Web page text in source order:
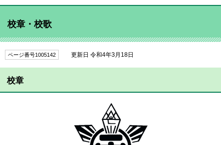
校章・校歌
ページ番号1005142 更新日 令和4年3月18日
校章